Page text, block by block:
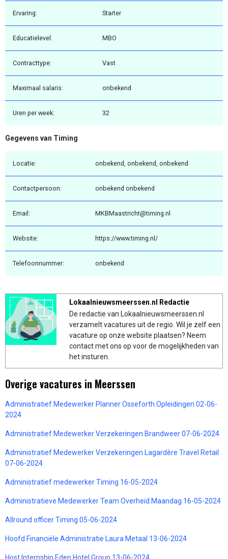
Ervaring: Starter
Educatielevel: MBO
Contracttype: Vast
Maximaal salaris: onbekend
Uren per week: 32
Gegevens van Timing
Locatie: onbekend, onbekend, onbekend
Contactpersoon: onbekend onbekend
Email: MKBMaastricht@timing.nl
Website: https://www.timing.nl/
Telefoonnummer: onbekend
Lokaalnieuwsmeerssen.nl Redactie
De redactie van Lokaalnieuwsmeerssen.nl
verzamelt vacatures uit de regio. Wil je zelf een
vacature op onze website plaatsen? Neem
contact met ons op voor de mogelijkheden van
het insturen.
Overige vacatures in Meerssen
Administratief Medewerker Planner Osseforth Opleidingen 02-06-
2024
Administratief Medewerker Verzekeringen Brandweer 07-06-2024
Administratief Medewerker Verzekeringen Lagardère Travel Retail
07-06-2024
Administratief medewerker Timing 16-05-2024
Administratieve Medewerker Team Overheid Maandag 16-05-2024
Allround officer Timing 05-06-2024
Hoofd Financiële Administratie Laura Metaal 13-06-2024
Host Internship Eden Hotel Group 13-06-2024